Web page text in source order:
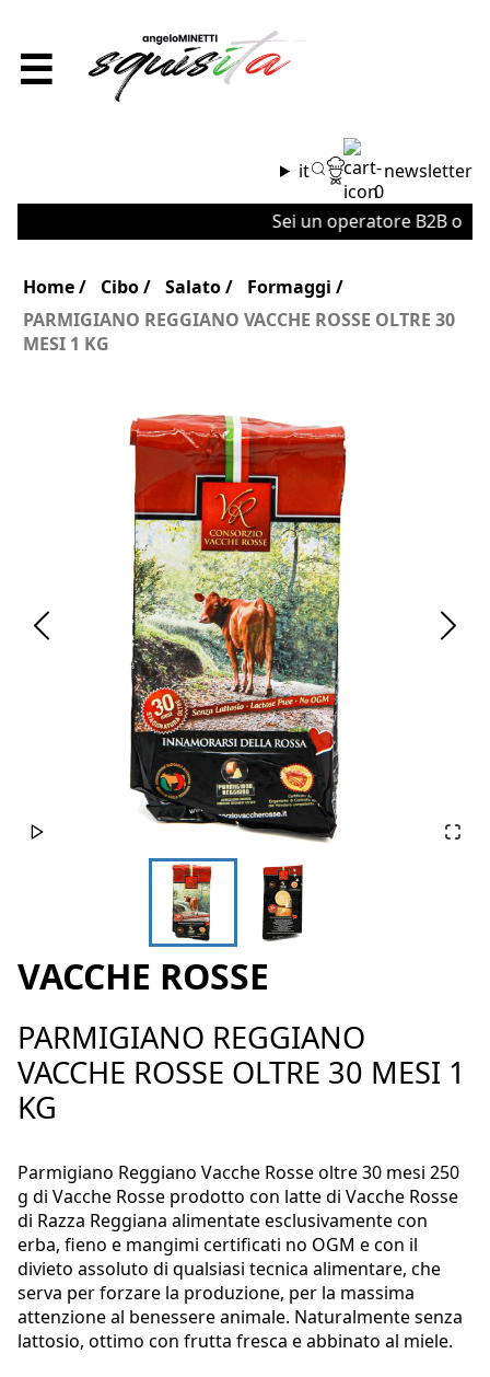
☰
it
0
newsletter
Sei un operatore B2B o
Home Cibo Salato
Formaggi
PARMIGIANO REGGIANO VACCHE ROSSE OLTRE 30
MESI 1 KG
VACCHE ROSSE
PARMIGIANO REGGIANO
VACCHE ROSSE OLTRE 30 MESI 1
KG
Parmigiano Reggiano Vacche Rosse oltre 30 mesi 250
g di Vacche Rosse prodotto con latte di Vacche Rosse
di Razza Reggiana alimentate esclusivamente con
erba, fieno e mangimi certificati no OGM e con il
divieto assoluto di qualsiasi tecnica alimentare, che
serva per forzare la produzione, per la massima
attenzione al benessere animale. Naturalmente senza
lattosio, ottimo con frutta fresca e abbinato al miele.